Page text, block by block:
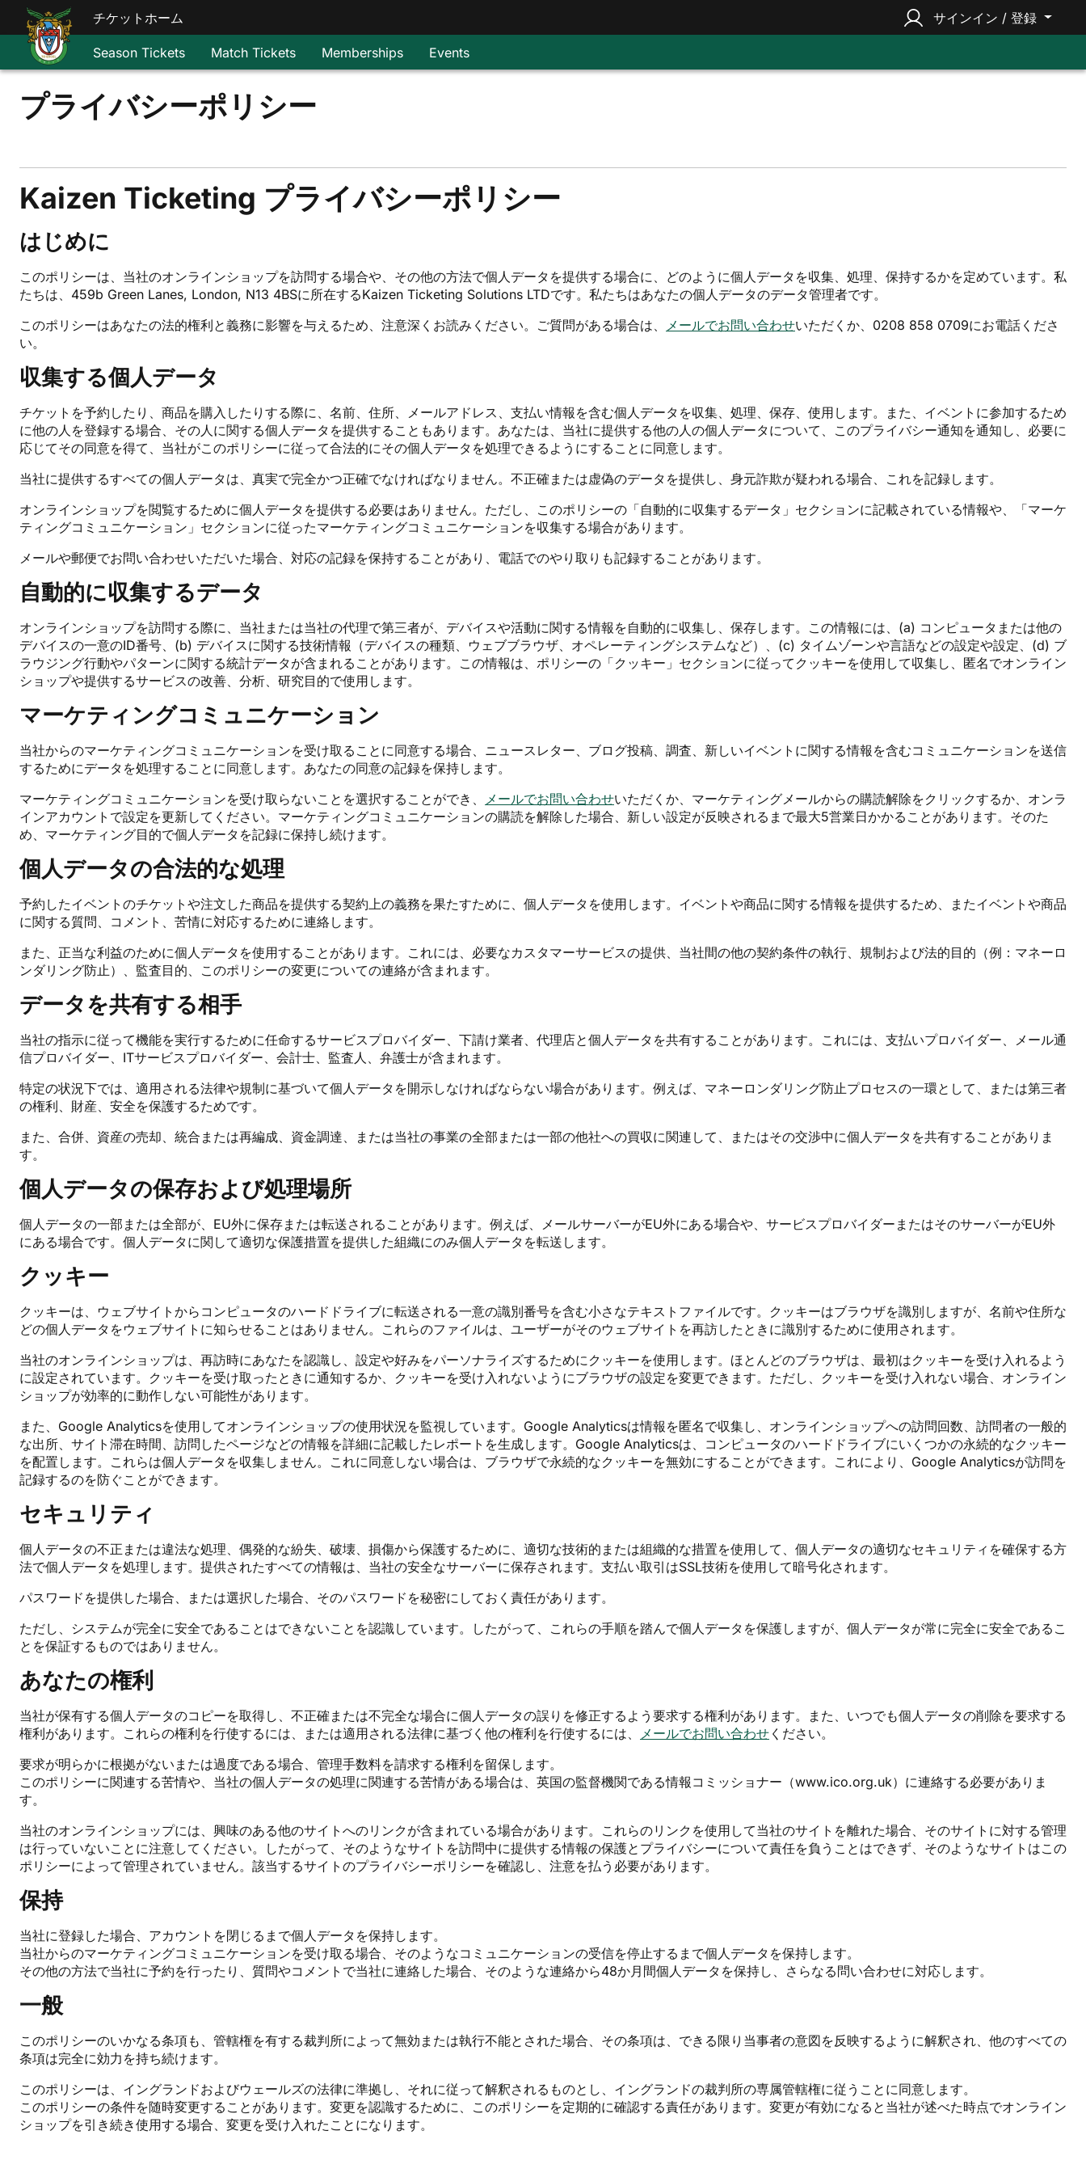
チケットホーム サインイン / 登録
Season Tickets Match Tickets Memberships Events
プライバシーポリシー
Kaizen Ticketing プライバシーポリシー
はじめに
このポリシーは、当社のオンラインショップを訪問する場合や、その他の方法で個人データを提供する場合に、どのように個人データを収集、処理、保持するかを定めています。私
たちは、459b Green Lanes, London, N13 4BSに所在するKaizen Ticketing Solutions LTDです。私たちはあなたの個人データのデータ管理者です。
このポリシーはあなたの法的権利と義務に影響を与えるため、注意深くお読みください。ご質問がある場合は、 メールでお問い合わせいただくか、0208 858 0709にお電話くださ
い。
収集する個人データ
チケットを予約したり、商品を購入したりする際に、名前、住所、メールアドレス、支払い情報を含む個人データを収集、処理、保存、使用します。また、イベントに参加するため
に他の人を登録する場合、その人に関する個人データを提供することもあります。あなたは、当社に提供する他の人の個人データについて、このプライバシー通知を通知し、必要に
応じてその同意を得て、当社がこのポリシーに従って合法的にその個人データを処理できるようにすることに同意します。
当社に提供するすべての個人データは、真実で完全かつ正確でなければなりません。不正確または虚偽のデータを提供し、身元詐欺が疑われる場合、これを記録します。
オンラインショップを閲覧するために個人データを提供する必要はありません。ただし、このポリシーの「自動的に収集するデータ」セクションに記載されている情報や、「マーケ
ティングコミュニケーション」セクションに従ったマーケティングコミュニケーションを収集する場合があります。
メールや郵便でお問い合わせいただいた場合、対応の記録を保持することがあり、電話でのやり取りも記録することがあります。
自動的に収集するデータ
オンラインショップを訪問する際に、当社または当社の代理で第三者が、デバイスや活動に関する情報を自動的に収集し、保存します。この情報には、(a) コンピュータまたは他の
デバイスの一意のID番号、(b) デバイスに関する技術情報（デバイスの種類、ウェブブラウザ、オペレーティングシステムなど）、(c) タイムゾーンや言語などの設定や設定、(d) ブ
ラウジング行動やパターンに関する統計データが含まれることがあります。この情報は、ポリシーの「クッキー」セクションに従ってクッキーを使用して収集し、匿名でオンライン
ショップや提供するサービスの改善、分析、研究目的で使用します。
マーケティングコミュニケーション
当社からのマーケティングコミュニケーションを受け取ることに同意する場合、ニュースレター、ブログ投稿、調査、新しいイベントに関する情報を含むコミュニケーションを送信
するためにデータを処理することに同意します。あなたの同意の記録を保持します。
マーケティングコミュニケーションを受け取らないことを選択することができ、 メールでお問い合わせいただくか、マーケティングメールからの購読解除をクリックするか、オンラ
インアカウントで設定を更新してください。マーケティングコミュニケーションの購読を解除した場合、新しい設定が反映されるまで最大5営業日かかることがあります。そのた
め、マーケティング目的で個人データを記録に保持し続けます。
個人データの合法的な処理
予約したイベントのチケットや注文した商品を提供する契約上の義務を果たすために、個人データを使用します。イベントや商品に関する情報を提供するため、またイベントや商品
に関する質問、コメント、苦情に対応するために連絡します。
また、正当な利益のために個人データを使用することがあります。これには、必要なカスタマーサービスの提供、当社間の他の契約条件の執行、規制および法的目的（例：マネーロ
ンダリング防止）、監査目的、このポリシーの変更についての連絡が含まれます。
データを共有する相手
当社の指示に従って機能を実行するために任命するサービスプロバイダー、下請け業者、代理店と個人データを共有することがあります。これには、支払いプロバイダー、メール通
信プロバイダー、ITサービスプロバイダー、会計士、監査人、弁護士が含まれます。
特定の状況下では、適用される法律や規制に基づいて個人データを開示しなければならない場合があります。例えば、マネーロンダリング防止プロセスの一環として、または第三者
の権利、財産、安全を保護するためです。
また、合併、資産の売却、統合または再編成、資金調達、または当社の事業の全部または一部の他社への買収に関連して、またはその交渉中に個人データを共有することがありま
す。
個人データの保存および処理場所
個人データの一部または全部が、EU外に保存または転送されることがあります。例えば、メールサーバーがEU外にある場合や、サービスプロバイダーまたはそのサーバーがEU外
にある場合です。個人データに関して適切な保護措置を提供した組織にのみ個人データを転送します。
クッキー
クッキーは、ウェブサイトからコンピュータのハードドライブに転送される一意の識別番号を含む小さなテキストファイルです。クッキーはブラウザを識別しますが、名前や住所な
どの個人データをウェブサイトに知らせることはありません。これらのファイルは、ユーザーがそのウェブサイトを再訪したときに識別するために使用されます。
当社のオンラインショップは、再訪時にあなたを認識し、設定や好みをパーソナライズするためにクッキーを使用します。ほとんどのブラウザは、最初はクッキーを受け入れるよう
に設定されています。クッキーを受け取ったときに通知するか、クッキーを受け入れないようにブラウザの設定を変更できます。ただし、クッキーを受け入れない場合、オンライン
ショップが効率的に動作しない可能性があります。
また、Google Analyticsを使用してオンラインショップの使用状況を監視しています。Google Analyticsは情報を匿名で収集し、オンラインショップへの訪問回数、訪問者の一般的
な出所、サイト滞在時間、訪問したページなどの情報を詳細に記載したレポートを生成します。Google Analyticsは、コンピュータのハードドライブにいくつかの永続的なクッキー
を配置します。これらは個人データを収集しません。これに同意しない場合は、ブラウザで永続的なクッキーを無効にすることができます。これにより、Google Analyticsが訪問を
記録するのを防ぐことができます。
セキュリティ
個人データの不正または違法な処理、偶発的な紛失、破壊、損傷から保護するために、適切な技術的または組織的な措置を使用して、個人データの適切なセキュリティを確保する方
法で個人データを処理します。提供されたすべての情報は、当社の安全なサーバーに保存されます。支払い取引はSSL技術を使用して暗号化されます。
パスワードを提供した場合、または選択した場合、そのパスワードを秘密にしておく責任があります。
ただし、システムが完全に安全であることはできないことを認識しています。したがって、これらの手順を踏んで個人データを保護しますが、個人データが常に完全に安全であるこ
とを保証するものではありません。
あなたの権利
当社が保有する個人データのコピーを取得し、不正確または不完全な場合に個人データの誤りを修正するよう要求する権利があります。また、いつでも個人データの削除を要求する
権利があります。これらの権利を行使するには、または適用される法律に基づく他の権利を行使するには、 メールでお問い合わせ ください。
要求が明らかに根拠がないまたは過度である場合、管理手数料を請求する権利を留保します。
このポリシーに関連する苦情や、当社の個人データの処理に関連する苦情がある場合は、英国の監督機関である情報コミッショナー（www.ico.org.uk）に連絡する必要がありま
す。
当社のオンラインショップには、興味のある他のサイトへのリンクが含まれている場合があります。これらのリンクを使用して当社のサイトを離れた場合、そのサイトに対する管理
は行っていないことに注意してください。したがって、そのようなサイトを訪問中に提供する情報の保護とプライバシーについて責任を負うことはできず、そのようなサイトはこの
ポリシーによって管理されていません。該当するサイトのプライバシーポリシーを確認し、注意を払う必要があります。
保持
当社に登録した場合、アカウントを閉じるまで個人データを保持します。
当社からのマーケティングコミュニケーションを受け取る場合、そのようなコミュニケーションの受信を停止するまで個人データを保持します。
その他の方法で当社に予約を行ったり、質問やコメントで当社に連絡した場合、そのような連絡から48か月間個人データを保持し、さらなる問い合わせに対応します。
一般
このポリシーのいかなる条項も、管轄権を有する裁判所によって無効または執行不能とされた場合、その条項は、できる限り当事者の意図を反映するように解釈され、他のすべての
条項は完全に効力を持ち続けます。
このポリシーは、イングランドおよびウェールズの法律に準拠し、それに従って解釈されるものとし、イングランドの裁判所の専属管轄権に従うことに同意します。
このポリシーの条件を随時変更することがあります。変更を認識するために、このポリシーを定期的に確認する責任があります。変更が有効になると当社が述べた時点でオンライン
ショップを引き続き使用する場合、変更を受け入れたことになります。